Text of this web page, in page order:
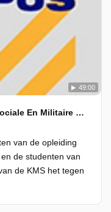
49:00
Kunstwetenschappen Ugent Vs Sociale En Militaire Wetenschappen Kms
van de opleiding
de studenten van
de KMS het tegen